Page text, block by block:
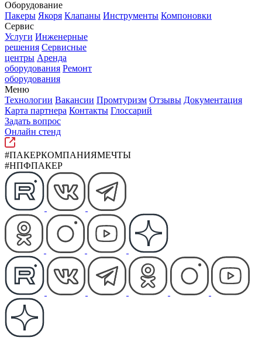
Оборудование
Пакеры Якоря Клапаны Инструменты Компоновки
Сервис
Услуги Инженерные
решения Сервисные
центры Аренда
оборудования Ремонт
оборудования
Меню
Технологии Вакансии Промтуризм Отзывы Документация
Карта партнера Контакты Глоссарий
Задать вопрос
Онлайн стенд
#ПАКЕРКОМПАНИЯМЕЧТЫ
#НПФПАКЕР